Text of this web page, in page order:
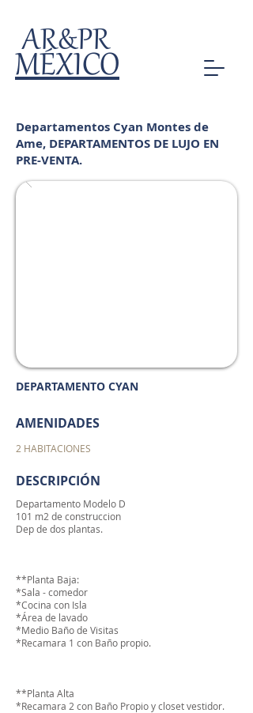
MÉXICO
AR&PR
Departamentos Cyan Montes de
Ame, DEPARTAMENTOS DE LUJO EN
PRE-VENTA.
DEPARTAMENTO CYAN
AMENIDADES
2 HABITACIONES
DESCRIPCIÓN
Departamento Modelo D
101 m2 de construccion
Dep de dos plantas.​
**Planta Baja:
*Sala - comedor
*Cocina con Isla
*Área de lavado
*Medio Baño de Visitas
*Recamara 1 con Baño propio.
**Planta Alta
*Recamara 2 con Baño Propio y closet vestidor.